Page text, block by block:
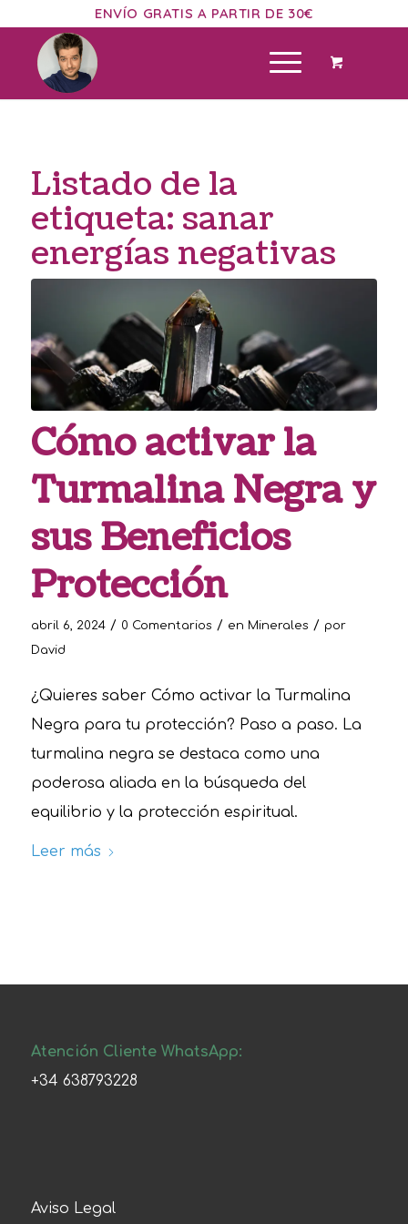
ENVÍO GRATIS A PARTIR DE 30€
Listado de la
etiqueta: sanar
energías negativas
Cómo activar la
Turmalina Negra y
sus Beneficios
Protección
abril 6, 2024 / 0 Comentarios / en Minerales / por
David
¿Quieres saber Cómo activar la Turmalina
Negra para tu protección? Paso a paso. La
turmalina negra se destaca como una
poderosa aliada en la búsqueda del
equilibrio y la protección espiritual.
Leer más
Atención Cliente WhatsApp:
+34 638793228
Aviso Legal